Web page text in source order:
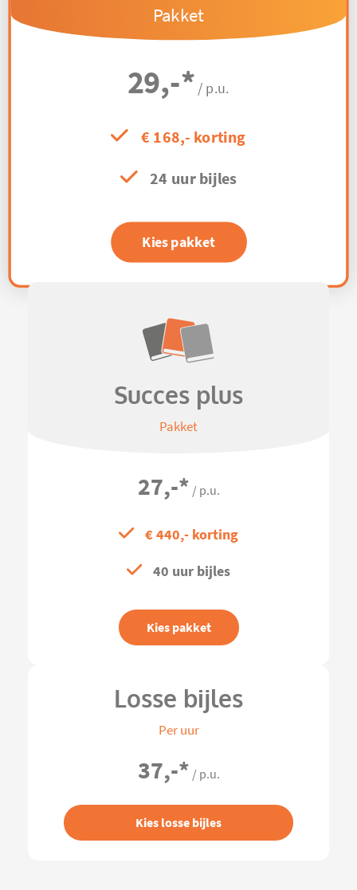
Pakket
29,-* / p.u.
€ 168,- korting
24 uur bijles
Kies pakket
Succes plus
Pakket
27,-* / p.u.
€ 440,- korting
40 uur bijles
Kies pakket
Losse bijles
Per uur
37,-* / p.u.
Kies losse bijles